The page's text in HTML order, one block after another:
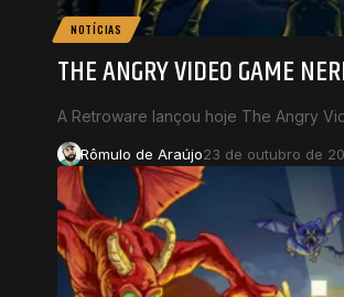
NOTÍCIAS
THE ANGRY VIDEO GAME
A Retroware lançou hoje The Angry
Rômulo de Araújo23 de outubro de